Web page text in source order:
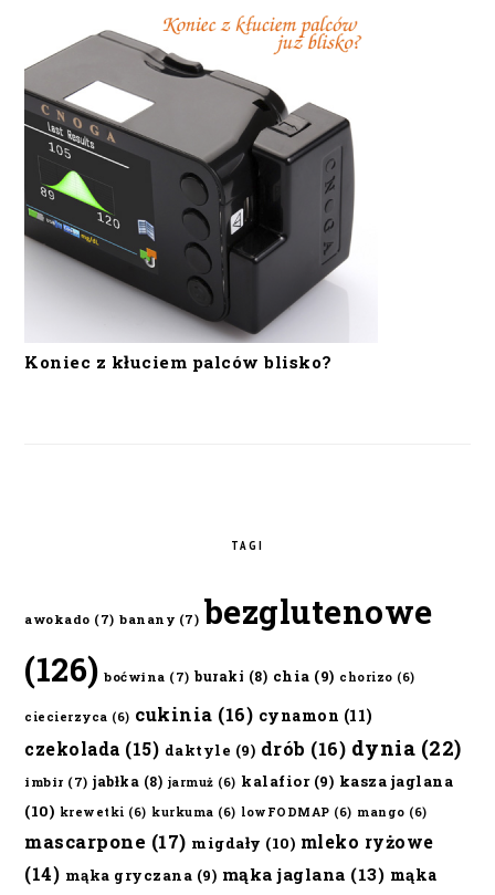
Koniec z kłuciem palców blisko?
TAGI
awokado (7) banany (7) bezglutenowe
(126) boćwina (7) buraki (8) chia (9) chorizo (6)
ciecierzyca (6) cukinia (16) cynamon (11)
czekolada (15) daktyle (9) drób (16) dynia (22)
imbir (7) jabłka (8) jarmuż (6) kalafior(9) kasza jaglana
(10) krewetki (6) kurkuma (6) lowFODMAP (6) mango (6)
mascarpone (17) migdały (10) mleko ryżowe
(14) mąka gryczana (9) mąka jaglana (13) mąka